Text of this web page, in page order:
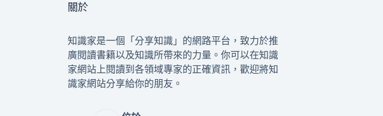
關於
知識家是一個「分享知識」的網路平台，致力於推
廣閱讀書籍以及知識所帶來的力量。你可以在知識
家網站上閱讀到各領域專家的正確資訊，歡迎將知
識家網站分享給你的朋友。